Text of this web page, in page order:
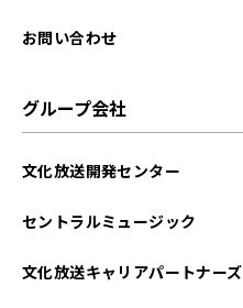
お問い合わせ
グループ会社
文化放送開発センター
セントラルミュージック
文化放送キャリアパートナーズ